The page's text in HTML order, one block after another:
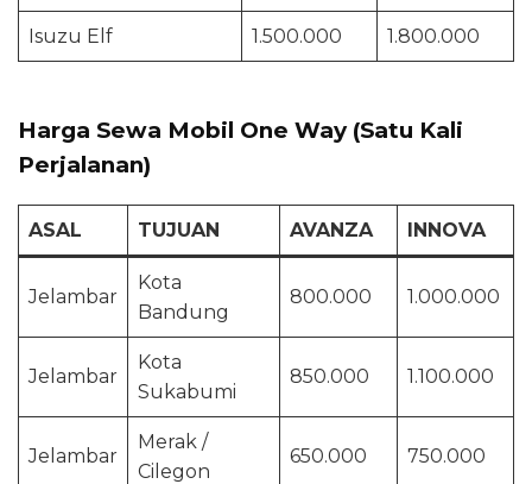
Isuzu Elf 1.500.000 1.800.000
Harga Sewa Mobil One Way (Satu Kali
Perjalanan)
ASAL TUJUAN AVANZA INNOVA
Jelambar
Kota
Bandung
800.000 1.000.000
Jelambar
Kota
Sukabumi
850.000 1.100.000
Jelambar
Merak /
Cilegon
650.000 750.000